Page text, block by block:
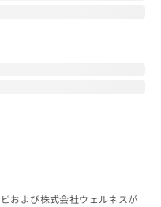
および株式会社ウェルネスが